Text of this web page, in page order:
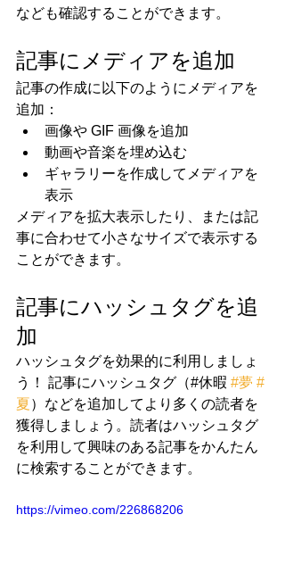
なども確認することができます。
記事にメディアを追加
記事の作成に以下のようにメディアを
追加：
画像や GIF 画像を追加
動画や音楽を埋め込む
ギャラリーを作成してメディアを
表示
メディアを拡大表示したり、または記
事に合わせて小さなサイズで表示する
ことができます。
記事にハッシュタグを追
加
ハッシュタグを効果的に利用しましょ
う！ 記事にハッシュタグ（#休暇 #夢 #
夏）などを追加してより多くの読者を
獲得しましょう。読者はハッシュタグ
を利用して興味のある記事をかんたん
に検索することができます。
https://vimeo.com/226868206